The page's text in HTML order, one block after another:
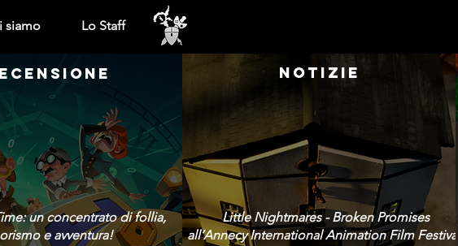
siamo Lo Staff
un concentrato di follia,
e avventura!
NOTIZIE
Little Nightmares - Broken Promises
all’Annecy International Animation Film Festival!